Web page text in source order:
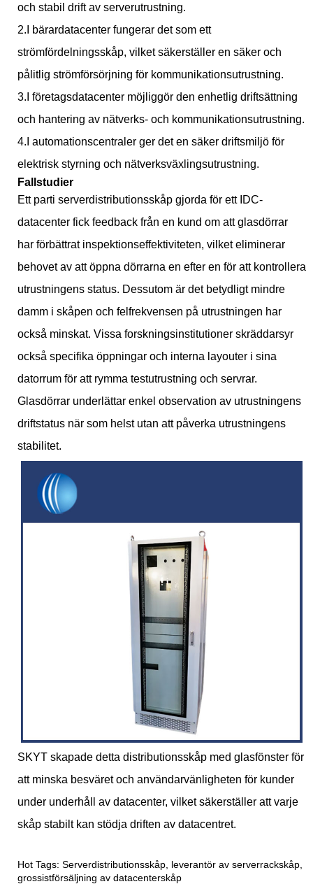
och stabil drift av serverutrustning.
2.I bärardatacenter fungerar det som ett
strömfördelningsskåp, vilket säkerställer en säker och
pålitlig strömförsörjning för kommunikationsutrustning.
3.I företagsdatacenter möjliggör den enhetlig driftsättning
och hantering av nätverks- och kommunikationsutrustning.
4.I automationscentraler ger det en säker driftsmiljö för
elektrisk styrning och nätverksväxlingsutrustning.
Fallstudier
Ett parti serverdistributionsskåp gjorda för ett IDC-
datacenter fick feedback från en kund om att glasdörrar
har förbättrat inspektionseffektiviteten, vilket eliminerar
behovet av att öppna dörrarna en efter en för att kontrollera
utrustningens status. Dessutom är det betydligt mindre
damm i skåpen och felfrekvensen på utrustningen har
också minskat. Vissa forskningsinstitutioner skräddarsyr
också specifika öppningar och interna layouter i sina
datorrum för att rymma testutrustning och servrar.
Glasdörrar underlättar enkel observation av utrustningens
driftstatus när som helst utan att påverka utrustningens
stabilitet.
SKYT skapade detta distributionsskåp med glasfönster för
att minska besväret och användarvänligheten för kunder
under underhåll av datacenter, vilket säkerställer att varje
skåp stabilt kan stödja driften av datacentret.
Hot Tags: Serverdistributionsskåp, leverantör av serverrackskåp,
grossistförsäljning av datacenterskåp